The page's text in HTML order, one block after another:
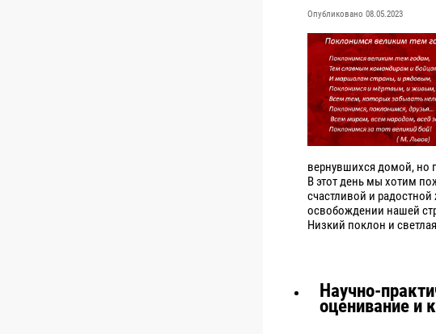
Опубликовано 08.05.2023
вернувшихся домой, но
В этот день мы хотим
счастливой и
освобождении нашей
Низкий поклон и
Научно-
оценивание и